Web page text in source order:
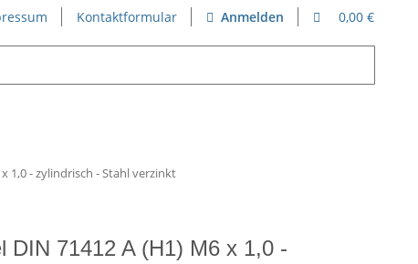
Kontaktformular Anmelden 0,00 €
1,0 - zylindrisch - Stahl verzinkt
DIN 71412 A (H1) M6 x 1,0 -